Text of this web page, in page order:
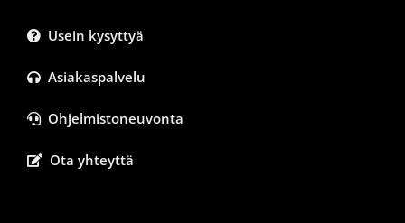
Usein kysyttyä
Asiakaspalvelu
Ohjelmistoneuvonta
Ota yhteyttä